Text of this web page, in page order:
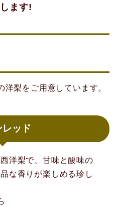
ます!
梨をご用意しています。
レッド
洋梨で、甘味と酸味の
な香りが楽しめる珍し